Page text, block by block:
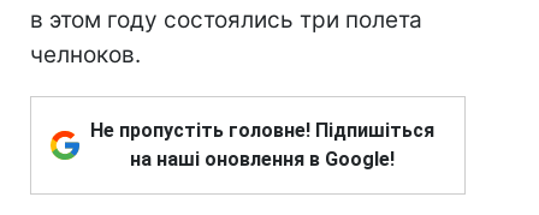
в этом году состоялись три полета
челноков.
Не пропустіть головне! Підпишіться
на наші оновлення в Google!